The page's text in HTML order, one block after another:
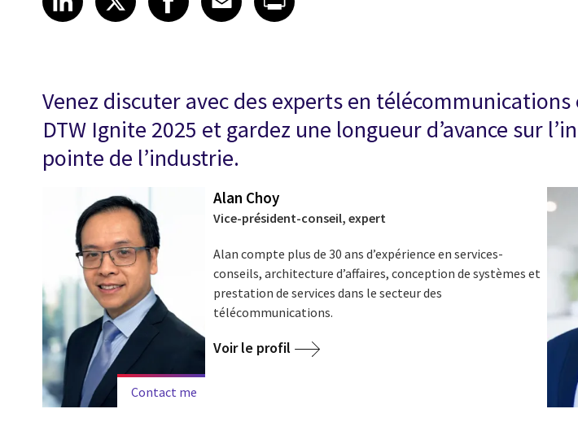
Venez discuter avec des experts en
DTW Ignite 2025 et gardez une longueur d’avance sur
pointe de l’industrie.
Contact me
Alan Choy
Vice-président-conseil, expert
Alan compte plus de 30 ans d’expérience en services-
conseils, architecture d’affaires, conception de systèmes et
prestation de services dans le secteur des
télécommunications.
Voir le profil